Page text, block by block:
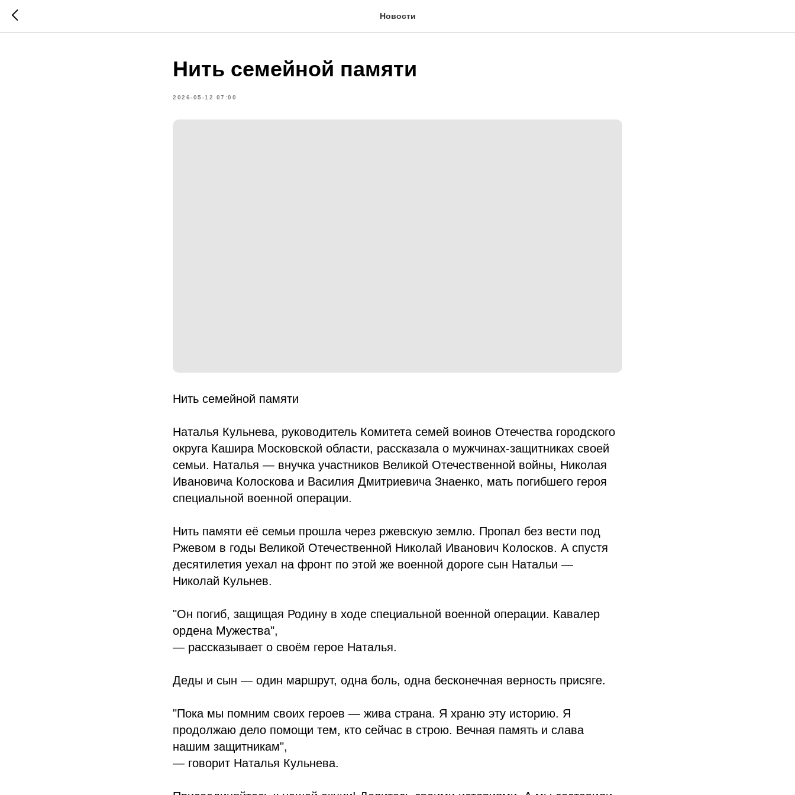
Новости
Нить семейной памяти
2026-05-12 07:00
Нить семейной памяти
Наталья Кульнева, руководитель Комитета семей воинов Отечества городского
округа Кашира Московской области, рассказала о мужчинах-защитниках своей
семьи. Наталья — внучка участников Великой Отечественной войны, Николая
Ивановича Колоскова и Василия Дмитриевича Знаенко, мать погибшего героя
специальной военной операции.
Нить памяти её семьи прошла через ржевскую землю. Пропал без вести под
Ржевом в годы Великой Отечественной Николай Иванович Колосков. А спустя
десятилетия уехал на фронт по этой же военной дороге сын Натальи —
Николай Кульнев.
"Он погиб, защищая Родину в ходе специальной военной операции. Кавалер
ордена Мужества",
— рассказывает о своём герое Наталья.
Деды и сын — один маршрут, одна боль, одна бесконечная верность присяге.
"Пока мы помним своих героев — жива страна. Я храню эту историю. Я
продолжаю дело помощи тем, кто сейчас в строю. Вечная память и слава
нашим защитникам",
— говорит Наталья Кульнева.